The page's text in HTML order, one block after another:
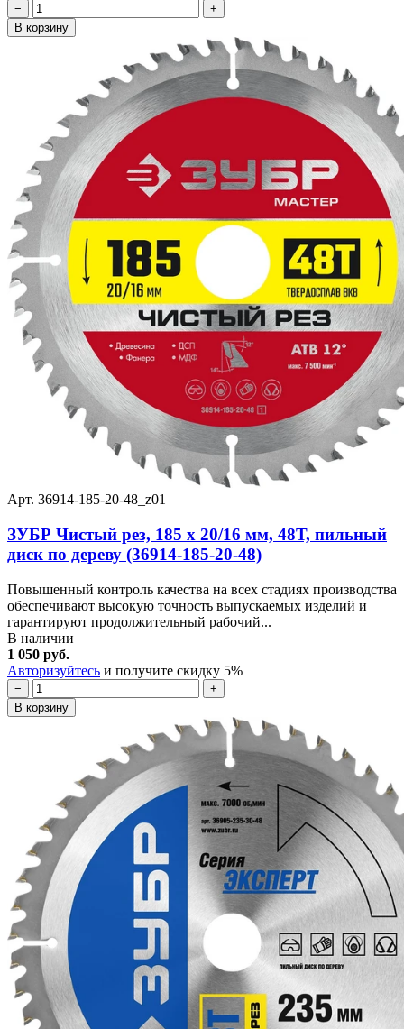
−
+
В корзину
Арт. 36914-185-20-48_z01
ЗУБР Чистый рез, 185 x 20/16 мм, 48Т, пильный
диск по дереву (36914-185-20-48)
Повышенный контроль качества на всех стадиях производства
обеспечивают высокую точность выпускаемых изделий и
гарантируют продолжительный рабочий...
В наличии
1 050 руб.
Авторизуйтесь и получите скидку 5%
−
+
В корзину